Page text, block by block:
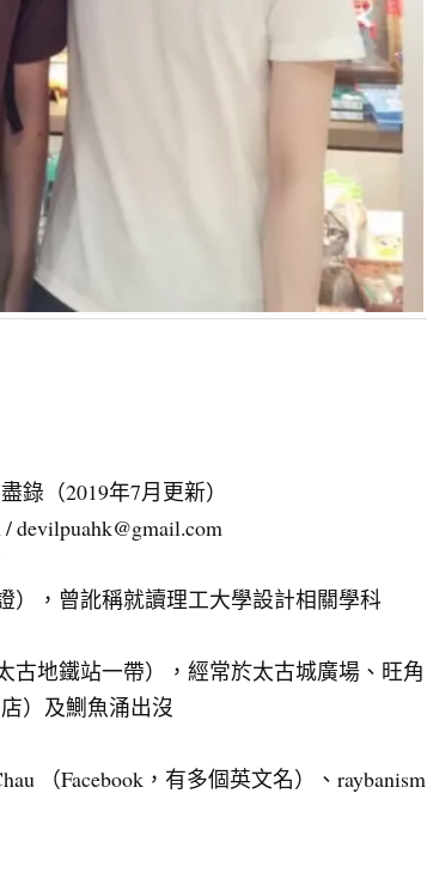
錄（2019年7月更新）
/devilpuahk@gmail.com
），曾訛稱就讀理工大學設計相關學科
古地鐵站一帶），經常於太古城廣場、旺角
）及鰂魚涌出沒
（Facebook，有多個英文名）、raybanism